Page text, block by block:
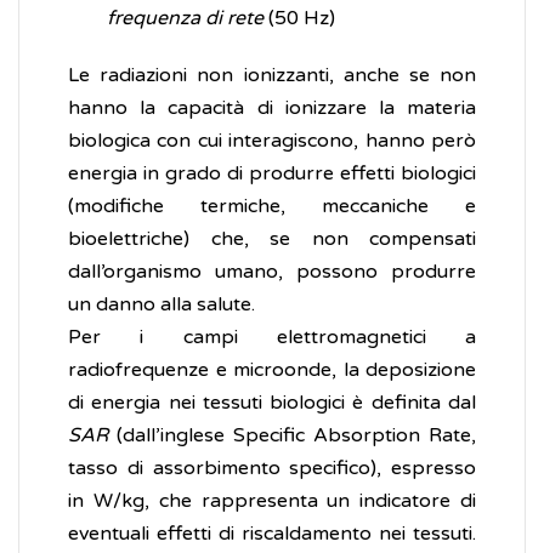
frequenza di rete(50 Hz)
Le radiazioni non ionizzanti, anche se non
hanno la capacità di ionizzare la materia
biologica con cui interagiscono, hanno però
energia in grado di produrre effetti biologici
(modifiche termiche, meccaniche e
bioelettriche) che, se non compensati
dall’organismo umano, possono produrre
un danno alla salute.
Per i campi elettromagnetici a
radiofrequenze e microonde, la deposizione
di energia nei tessuti biologici è definita dal
SAR(dall’inglese Specific Absorption Rate,
tasso di assorbimento specifico), espresso
in W/kg, che rappresenta un indicatore di
eventuali effetti di riscaldamento nei tessuti.